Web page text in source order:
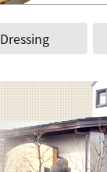
Dressing